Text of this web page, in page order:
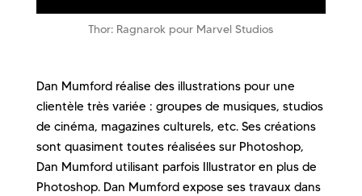
Thor: Ragnarok pour Marvel Studios
Dan Mumford réalise des illustrations pour une
clientèle très variée : groupes de musiques, studios
de cinéma, magazines culturels, etc. Ses créations
sont quasiment toutes réalisées sur Photoshop,
Dan Mumford utilisant parfois Illustrator en plus de
Photoshop. Dan Mumford expose ses travaux dans